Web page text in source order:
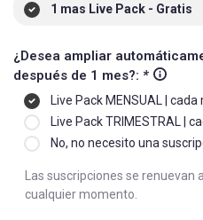
1 mas Live Pack - Gratis
¿Desea ampliar
después de 1 mes?: *
Live Pack MENSUAL |
Live Pack TRIMESTRAL |
No, no necesito una
Las suscripciones se
cualquier momento.